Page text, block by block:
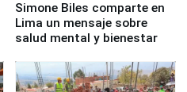
Simone Biles comparte en
Lima un mensaje sobre
salud mental y bienestar